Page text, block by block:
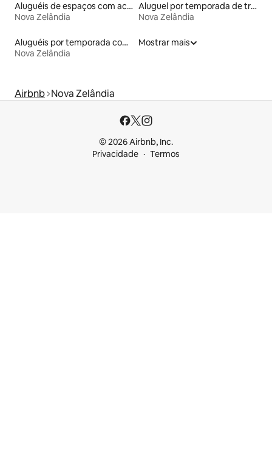
Aluguéis de espaços com acesso direto a pistas de esqui
Nova Zelândia
Aluguel por temporada de trailers
Nova Zelândia
Aluguéis por temporada com sauna
Nova Zelândia
Mostrar mais
Airbnb Nova Zelândia
© 2026 Airbnb, Inc.
Privacidade
Termos